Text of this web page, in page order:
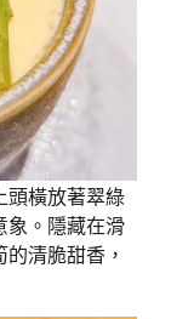
頭橫放著翠綠
象。隱藏在滑
清脆甜香，